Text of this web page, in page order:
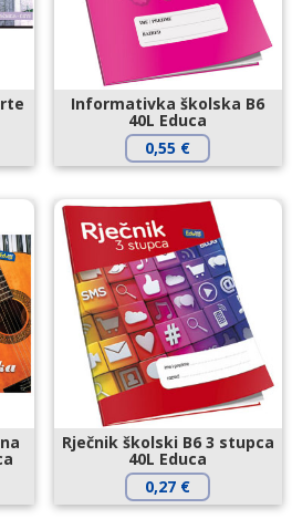
Informativka školska B6
40L Educa
0,55 €
Rječnik školski B6 3 stupca
40L Educa
0,27 €